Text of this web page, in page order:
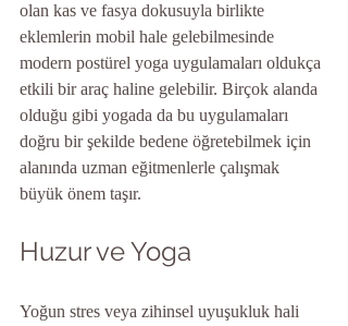
olan kas ve fasya dokusuyla birlikte
eklemlerin mobil hale gelebilmesinde
modern postürel yoga uygulamaları oldukça
etkili bir araç haline gelebilir. Birçok alanda
olduğu gibi yogada da bu uygulamaları
doğru bir şekilde bedene öğretebilmek için
alanında uzman eğitmenlerle çalışmak
büyük önem taşır.
Huzur ve Yoga
Yoğun stres veya zihinsel uyuşukluk hali